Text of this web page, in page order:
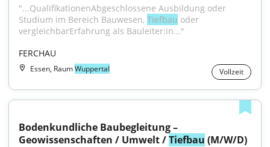
"...QualifikationenAbgeschlossene Ausbildung oder
Studium im Bereich Bauwesen, Tiefbau oder
vergleichbarErfahrung als Bauleiter:in..."
FERCHAU
Essen, RaumWuppertal Vollzeit
Bodenkundliche Baubegleitung –
Geowissenschaften / Umwelt / Tiefbau (M/W/D)